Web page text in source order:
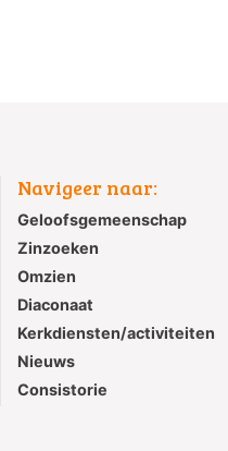
Navigeer naar:
Geloofsgemeenschap
Zinzoeken
Omzien
Diaconaat
Kerkdiensten/activiteiten
Nieuws
Consistorie